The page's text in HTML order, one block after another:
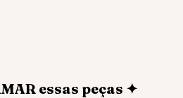
essas peças ✦